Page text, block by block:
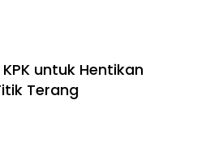
untuk Hentikan
Terang